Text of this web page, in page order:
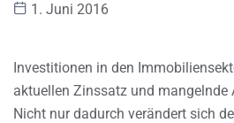
1. Juni 2016
Investitionen in den
aktuellen Zinssatz und mangelnde
Nicht nur dadurch verändert sich